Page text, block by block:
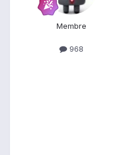
Membre
968